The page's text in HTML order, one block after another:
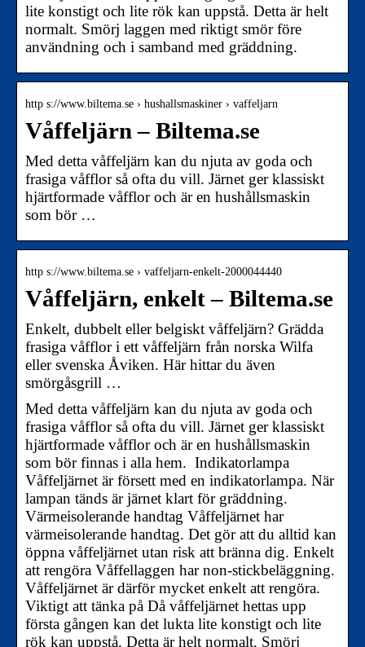
lite konstigt och lite rök kan uppstå. Detta är helt
normalt. Smörj laggen med riktigt smör före
användning och i samband med gräddning.
http s://www.biltema.se › hushallsmaskiner › vaffeljarn
Våffeljärn – Biltema.se
Med detta våffeljärn kan du njuta av goda och
frasiga våfflor så ofta du vill. Järnet ger klassiskt
hjärtformade våfflor och är en hushållsmaskin
som bör …
http s://www.biltema.se › vaffeljarn-enkelt-2000044440
Våffeljärn, enkelt – Biltema.se
Enkelt, dubbelt eller belgiskt våffeljärn? Grädda
frasiga våfflor i ett våffeljärn från norska Wilfa
eller svenska Åviken. Här hittar du även
smörgåsgrill …
Med detta våffeljärn kan du njuta av goda och
frasiga våfflor så ofta du vill. Järnet ger klassiskt
hjärtformade våfflor och är en hushållsmaskin
som bör finnas i alla hem. Indikatorlampa
Våffeljärnet är försett med en indikatorlampa. När
lampan tänds är järnet klart för gräddning.
Värmeisolerande handtag Våffeljärnet har
värmeisolerande handtag. Det gör att du alltid kan
öppna våffeljärnet utan risk att bränna dig. Enkelt
att rengöra Våffellaggen har non-stickbeläggning.
Våffeljärnet är därför mycket enkelt att rengöra.
Viktigt att tänka på Då våffeljärnet hettas upp
första gången kan det lukta lite konstigt och lite
rök kan uppstå. Detta är helt normalt. Smörj